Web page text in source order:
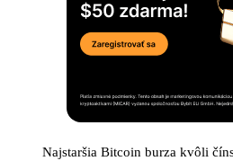
Najstaršia Bitcoin burza kvôli